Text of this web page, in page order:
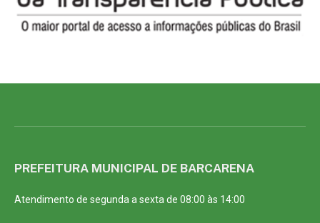
PREFEITURA MUNICIPAL DE BARCARENA
Atendimento de segunda a sexta de 08:00 às 14:00